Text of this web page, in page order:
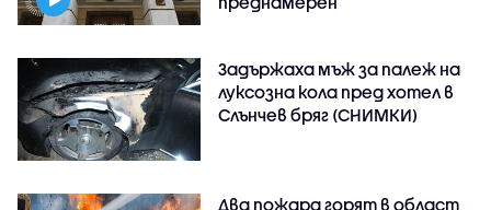
Задържаха мъж за палеж на
луксозна кола пред хотел в
Слънчев бряг (СНИМКИ)
Два пожара горят в област